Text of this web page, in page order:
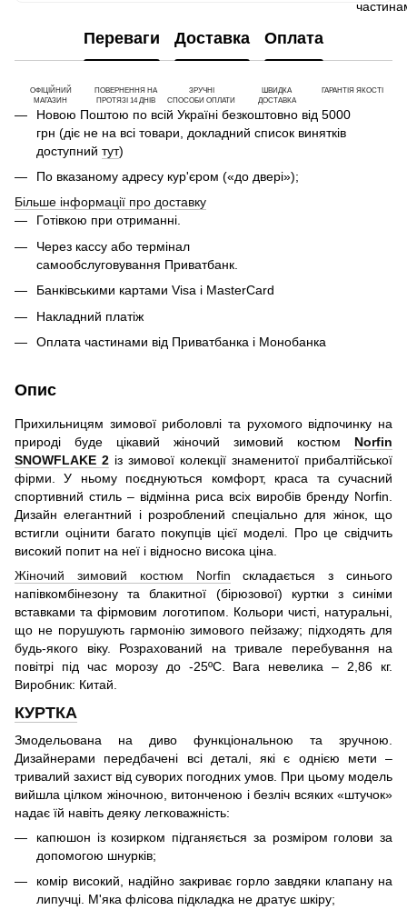
Переваги Доставка Оплата
ОФІЦІЙНИЙ
МАГАЗИН
ПОВЕРНЕННЯ НА
ПРОТЯЗІ 14 ДНІВ
ЗРУЧНІ
СПОСОБИ ОПЛАТИ
ШВИДКА
ДОСТАВКА
ГАРАНТІЯ ЯКОСТІ
Новою Поштою по всій Україні безкоштовно від 5000
грн (діє не на всі товари, докладний список винятків
доступний тут)
По вказаному адресу кур'єром («до двері»);
Більше інформації про доставку
Готівкою при отриманні.
Через кассу або термінал
самообслуговування Приватбанк.
Банківськими картами Visa і MasterCard
Накладний платіж
Оплата частинами від Приватбанка і Монобанка
Опис
Прихильницям зимової риболовлі та рухомого відпочинку на
природі буде цікавий жіночий зимовий костюм Norfin
SNOWFLAKE 2 із зимової колекції знаменитої прибалтійської
фірми. У ньому поєднуються комфорт, краса та сучасний
спортивний стиль – відмінна риса всіх виробів бренду Norfin.
Дизайн елегантний і розроблений спеціально для жінок, що
встигли оцінити багато покупців цієї моделі. Про це свідчить
високий попит на неї і відносно висока ціна.
Жіночий зимовий костюм Norfin складається з синього
напівкомбінезону та блакитної (бірюзової) куртки з синіми
вставками та фірмовим логотипом. Кольори чисті, натуральні,
що не порушують гармонію зимового пейзажу; підходять для
будь-якого віку. Розрахований на тривале перебування на
повітрі під час морозу до -25ºС. Вага невелика – 2,86 кг.
Виробник: Китай.
КУРТКА
Змодельована на диво функціональною та зручною.
Дизайнерами передбачені всі деталі, які є однією мети –
тривалий захист від суворих погодних умов. При цьому модель
вийшла цілком жіночною, витонченою і безліч всяких «штучок»
надає їй навіть деяку легковажність:
капюшон із козирком підганяється за розміром голови за
допомогою шнурків;
комір високий, надійно закриває горло завдяки клапану на
липучці. М'яка флісова підкладка не дратує шкіру;